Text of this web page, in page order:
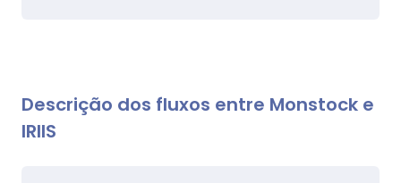
Descrição dos fluxos entre Monstock e
IRIIS